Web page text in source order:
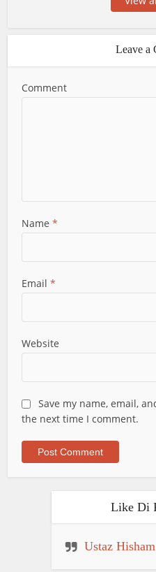
Leave a
Comment
Name*
Email*
Website
Save my name, email,
the next time I comment.
Like Di
Ustaz Hisham